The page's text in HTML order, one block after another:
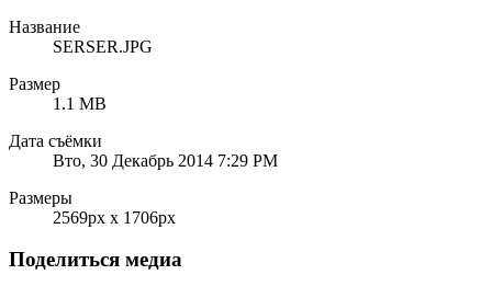
Название
SERSER.JPG
Размер
1.1 MB
Дата съёмки
Вто, 30 Декабрь 2014 7:29 PM
Размеры
2569px x 1706px
Поделиться медиа